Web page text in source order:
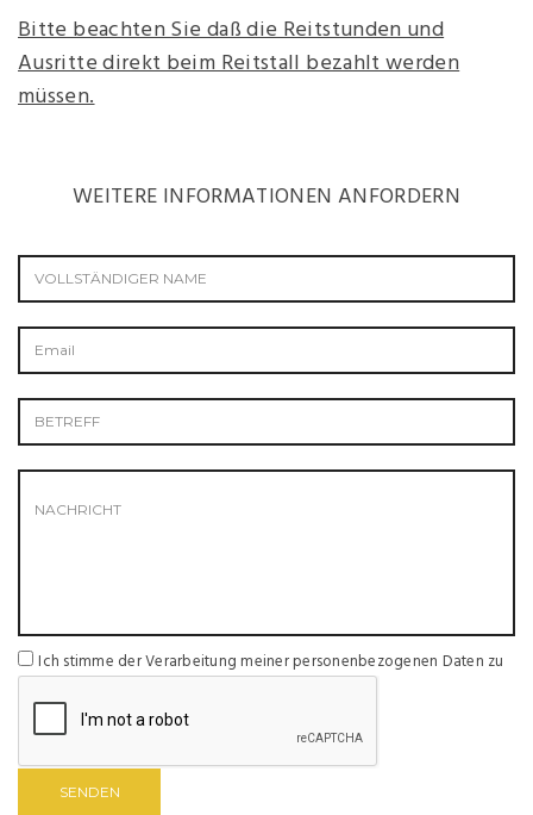
Bitte beachten Sie daß die Reitstunden und
Ausritte direkt beim Reitstall bezahlt werden
müssen.
WEITERE INFORMATIONEN ANFORDERN
Ich stimme der Verarbeitung meiner personenbezogenen Daten zu